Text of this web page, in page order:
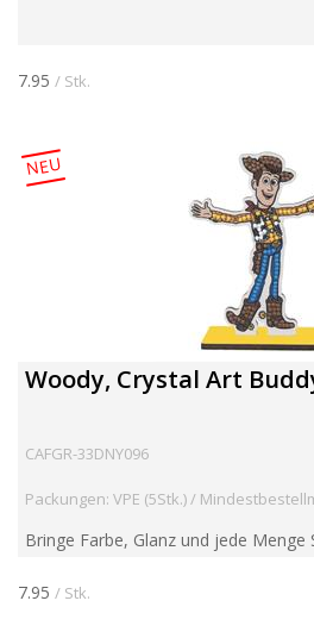
7.95 / Stk.
NEU
Woody, Crystal Art
CAFGR-33DNY096
Packungen: VPE (5Stk.) /
Bringe Farbe, Glanz und jede Menge
den beliebten Crystal Art Buddies
DIY-Figuren kombinieren
7.95 / Stk.